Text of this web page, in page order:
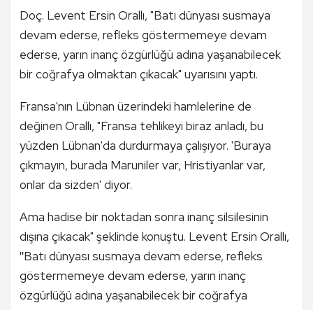
Doç. Levent Ersin Orallı, "Batı dünyası susmaya
devam ederse, refleks göstermemeye devam
ederse, yarın inanç özgürlüğü adına yaşanabilecek
bir coğrafya olmaktan çıkacak" uyarısını yaptı.
Fransa'nın Lübnan üzerindeki hamlelerine de
değinen Orallı, "Fransa tehlikeyi biraz anladı, bu
yüzden Lübnan'da durdurmaya çalışıyor. 'Buraya
çıkmayın, burada Maruniler var, Hristiyanlar var,
onlar da sizden' diyor.
Ama hadise bir noktadan sonra inanç silsilesinin
dışına çıkacak" şeklinde konuştu. Levent Ersin Orallı,
ʺBatı dünyası susmaya devam ederse, refleks
göstermemeye devam ederse, yarın inanç
özgürlüğü adına yaşanabilecek bir coğrafya